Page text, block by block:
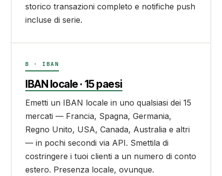
storico transazioni completo e notifiche push
incluse di serie.
B · IBAN
IBAN locale · 15 paesi
Emetti un IBAN locale in uno qualsiasi dei 15
mercati — Francia, Spagna, Germania,
Regno Unito, USA, Canada, Australia e altri
— in pochi secondi via API. Smettila di
costringere i tuoi clienti a un numero di conto
estero. Presenza locale, ovunque.